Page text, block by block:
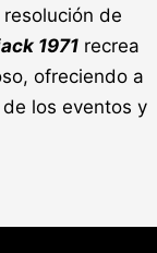
de
1971 recrea
ofreciendo a
los eventos y